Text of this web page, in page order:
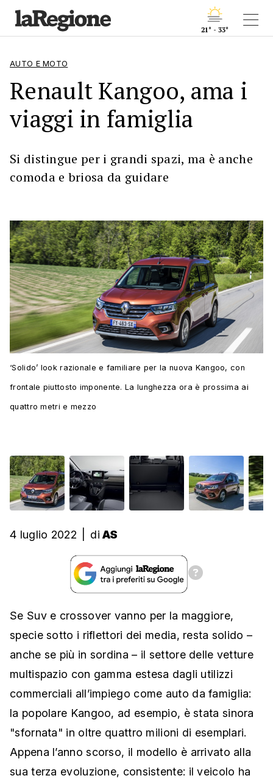
21° - 33°
AUTO E MOTO
Renault Kangoo, ama i
viaggi in famiglia
Si distingue per i grandi spazi, ma è anche
comoda e briosa da guidare
‘Solido’ look razionale e familiare per la nuova Kangoo, con
frontale piuttosto imponente. La lunghezza ora è prossima ai
quattro metri e mezzo
4 luglio 2022 di AS
Se Suv e crossover vanno per la maggiore,
specie sotto i riflettori dei media, resta solido –
anche se più in sordina – il settore delle vetture
multispazio con gamma estesa dagli utilizzi
commerciali all’impiego come auto da famiglia:
la popolare Kangoo, ad esempio, è stata sinora
"sfornata" in oltre quattro milioni di esemplari.
Appena l’anno scorso, il modello è arrivato alla
sua terza evoluzione, consistente: il veicolo ha